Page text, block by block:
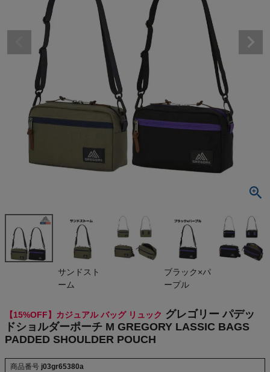
商品が見つからない方はこちら
最近閲覧した商品
M GREGOR
Y LASSIC B
AGS PADDE
D SHOULDE
R POUCH
NIKE
CHUMS
サンドスト
ーム
ブラック×パ
ープル
【15%OFF】カジュアル バッグ リュック グレゴリー パデッ
ドショルダーポーチ M GREGORY LASSIC BAGS
PADDED SHOULDER POUCH
商品番号 j03gr65380a